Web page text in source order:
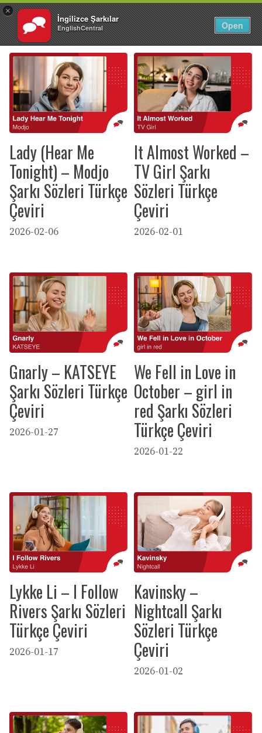
×
İngilizce Şarkılar
EnglishCentral Open
Giriş Yap TR
İçeriğe
atla
Lady (Hear Me
Tonight) – Modjo
Şarkı Sözleri Türkçe
Çeviri
2026-02-06
It Almost Worked –
TV Girl Şarkı
Sözleri Türkçe
Çeviri
2026-02-01
Gnarly – KATSEYE
Şarkı Sözleri Türkçe
Çeviri
2026-01-27
We Fell in Love in
October – girl in
red Şarkı Sözleri
Türkçe Çeviri
2026-01-22
Lykke Li – I Follow
Rivers Şarkı Sözleri
Türkçe Çeviri
2026-01-17
Kavinsky –
Nightcall Şarkı
Sözleri Türkçe
Çeviri
2026-01-02